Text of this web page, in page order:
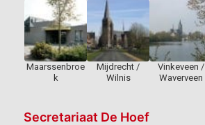
Maarssenbroe
k
Mijdrecht /
Wilnis
Vinkeveen /
Waverveen
Secretariaat De Hoef